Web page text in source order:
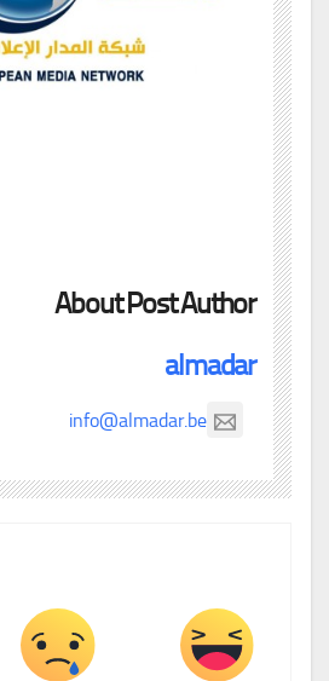
About Post Author
almadar
info@almadar.be